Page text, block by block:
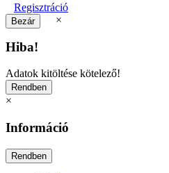
Regisztráció
×
Hiba!
Adatok kitöltése kötelező!
×
Információ